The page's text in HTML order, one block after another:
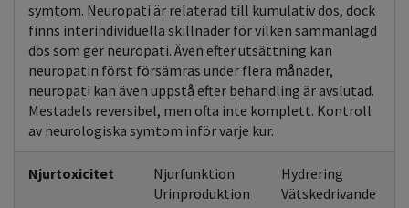
symtom. Neuropati är relaterad till kumulativ dos, dock
finns interindividuella skillnader för vilken sammanlagd
dos som ger neuropati. Även efter utsättning kan
neuropatin först försämras under flera månader,
neuropati kan även uppstå efter behandling är avslutad.
Mestadels reversibel, men ofta inte komplett. Kontroll
av neurologiska symtom inför varje kur.
Njurtoxicitet Njurfunktion
Hydrering
Urinproduktion
Vätskedrivande